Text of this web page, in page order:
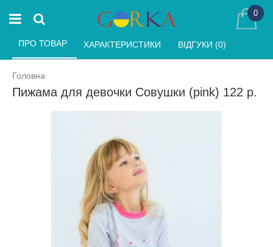
0
Головна
Пижама для девочки Совушки (pink) 122 р.
ПРО ТОВАР ХАРАКТЕРИСТИКИ ВІДГУКИ (0)